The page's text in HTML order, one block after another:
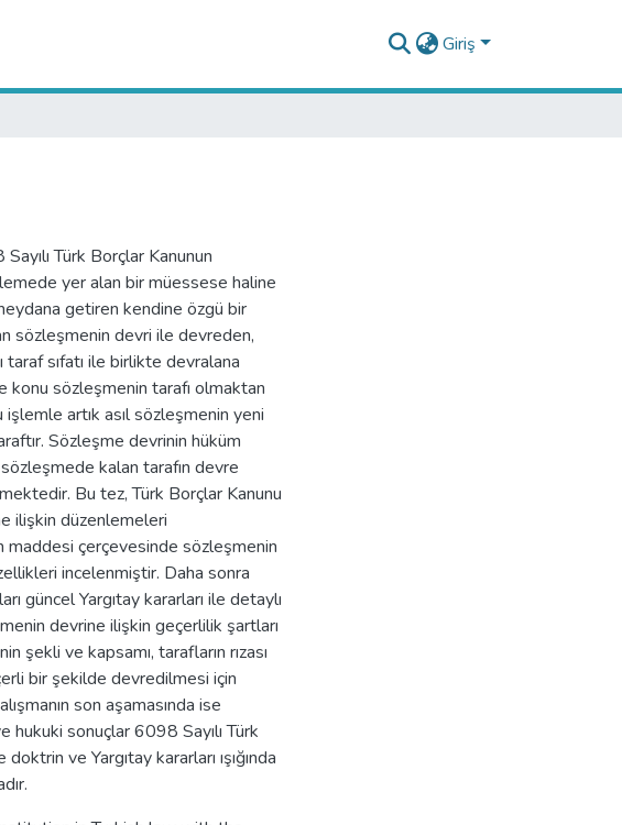
Giriş
Türk Borçlar Kanunun
yer alan bir müessese haline
getiren kendine özgü bir
sözleşmenin devri ile devreden,
sıfatı ile birlikte devralana
sözleşmenin tarafı olmaktan
artık asıl sözleşmenin yeni
Sözleşme devrinin hüküm
kalan tarafın devre
Bu tez, Türk Borçlar Kanunu
ilişkin düzenlemeleri
maddesi çerçevesinde sözleşmenin
incelenmiştir. Daha sonra
güncel Yargıtay kararları ile detaylı
devrine ilişkin geçerlilik şartları
şekli ve kapsamı, tarafların rızası
bir şekilde devredilmesi için
son aşamasında ise
sonuçlar 6098 Sayılı Türk
ve Yargıtay kararları ışığında